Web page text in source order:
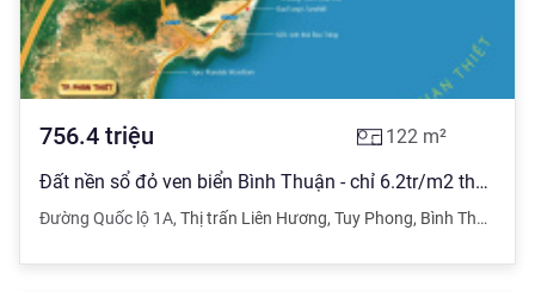
756.4 triệu 122 m²
Đất nền sổ đỏ ven biển Bình Thuận - chỉ 6.2tr/m2 thổ cư, sở hữu lâu dài
Đường Quốc lộ 1A, Thị trấn Liên Hương, Tuy Phong, Bình Thuận